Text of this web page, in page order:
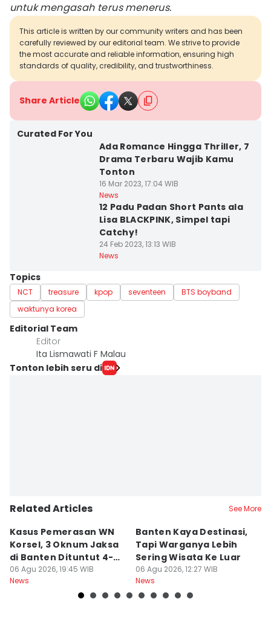
untuk mengasah terus menerus.
This article is written by our community writers and has been
carefully reviewed by our editorial team. We strive to provide
the most accurate and reliable information, ensuring high
standards of quality, credibility, and trustworthiness.
Share Article
Curated For You
Ada Romance Hingga Thriller, 7
Drama Terbaru Wajib Kamu
Tonton
16 Mar 2023, 17:04 WIB
News
12 Padu Padan Short Pants ala
Lisa BLACKPINK, Simpel tapi
Catchy!
24 Feb 2023, 13:13 WIB
News
Topics
NCT treasure kpop seventeen
BTS boyband
waktunya korea
Editorial Team
Editor
Ita Lismawati F Malau
Tonton lebih seru di
Related Articles See More
Kasus Pemerasan WN
Korsel, 3 Oknum Jaksa
di Banten Dituntut 4-5
Tahun
06 Agu 2026, 19:45 WIB
News
Banten Kaya Destinasi,
Tapi Warganya Lebih
Sering Wisata Ke Luar
06 Agu 2026, 12:27 WIB
News